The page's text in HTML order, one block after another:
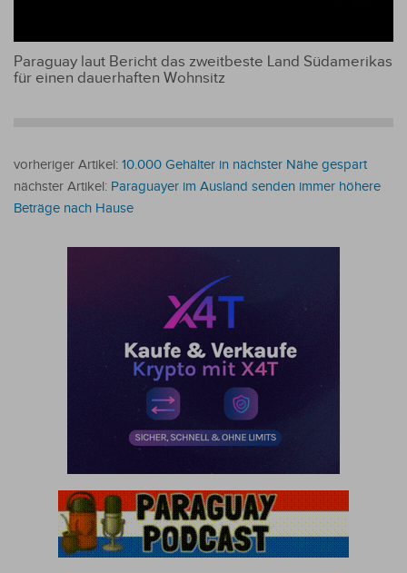
Paraguay laut Bericht das zweitbeste Land Südamerikas
für einen dauerhaften Wohnsitz
vorheriger Artikel: 10.000 Gehälter in nächster Nähe gespart
nächster Artikel: Paraguayer im Ausland senden immer höhere
Beträge nach Hause